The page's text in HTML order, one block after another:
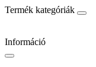
Termék kategóriák
Információ